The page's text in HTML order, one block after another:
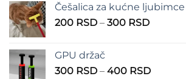
390 RSD
do
Češalica za kućne ljubimce
200 RSD – 300 RSDRaspon
do
GPU držač
300 RSD – 400 RSDRaspon